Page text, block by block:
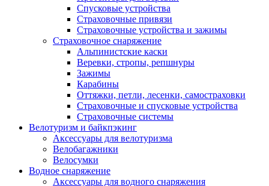
Спусковые устройства
Страховочные привязи
Страховочные устройства и зажимы
Страховочное снаряжение
Альпинистские каски
Веревки, стропы, репшнуры
Зажимы
Карабины
Оттяжки, петли, лесенки, самостраховки
Страховочные и спусковые устройства
Страховочные системы
Велотуризм и байкпэкинг
Аксессуары для велотуризма
Велобагажники
Велосумки
Водное снаряжение
Аксессуары для водного снаряжения